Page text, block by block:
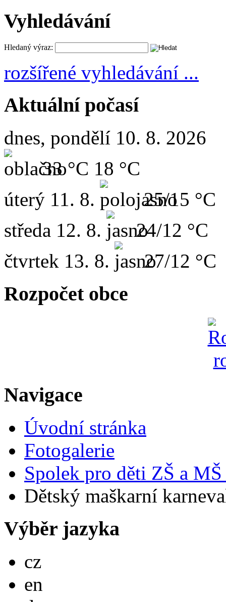
Vyhledávání
Hledaný výraz:
rozšířené vyhledávání ...
Aktuální počasí
dnes, pondělí 10. 8. 2026
33 °C 18 °C
úterý 11. 8.
25/15 °C
středa 12. 8.
24/12 °C
čtvrtek 13. 8. 27/12 °C
Rozpočet obce
Navigace
Úvodní stránka
Fotogalerie
Spolek pro děti ZŠ a
Dětský maškarní
Výběr jazyka
cz
en